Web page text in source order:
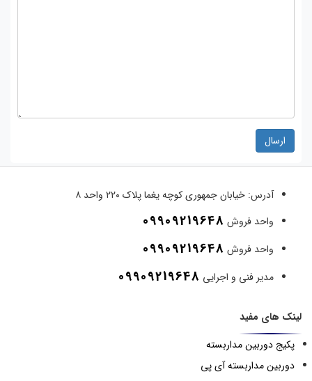
ارسال
آدرس: خیابان جمهوری کوچه یغما پلاک ۲۲۰ واحد ۸
واحد فروش 09909219648
واحد فروش 09909219648
مدیر فنی و اجرایی 09909219648
لینک های مفید
پکیج دوربین مداربسته
دوربین مداربسته آی پی